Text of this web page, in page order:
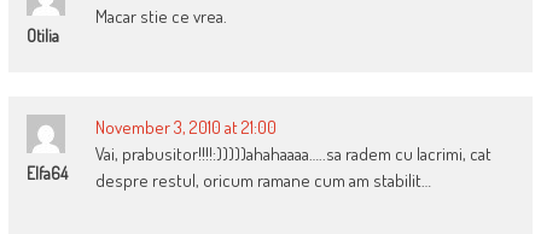
Otilia
Macar stie ce vrea.
Elfa64
November 3, 2010 at 21:00
Vai, prabusitor!!!!:)))))ahahaaaa…..sa radem cu lacrimi, cat
despre restul, oricum ramane cum am stabilit…